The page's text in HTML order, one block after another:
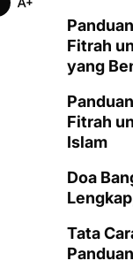
Fitrah
yang
Fitrah
Islam
Doa
Tata